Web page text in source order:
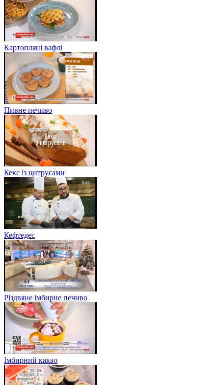
Картопляні вафлі
Пивне печиво
Кекс із цитрусами
Кефтедес
Різдвяне імбирне печиво
Імбирний какао